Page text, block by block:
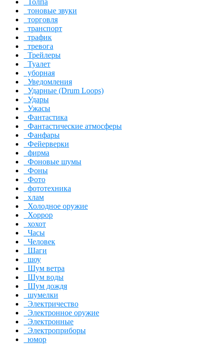
тоновые звуки
торговля
транспорт
трафик
тревога
Трейлеры
Туалет
уборная
Уведомления
Ударные (Drum Loops)
Удары
Ужасы
Фантастика
Фантастические атмосферы
Фанфары
Фейерверки
фирма
Фоновые шумы
Фоны
Фото
фототехника
хлам
Холодное оружие
Хоррор
хохот
Часы
Человек
Шаги
шоу
Шум ветра
Шум воды
Шум дождя
шумелки
Электричество
Электронное оружие
Электронные
Электроприборы
юмор